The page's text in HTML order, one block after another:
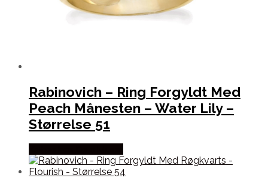
Rabinovich – Ring Forgyldt Med
Peach Månesten – Water Lily –
Størrelse 51